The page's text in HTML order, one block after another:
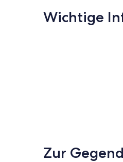
Wichtige
Zur Gegend